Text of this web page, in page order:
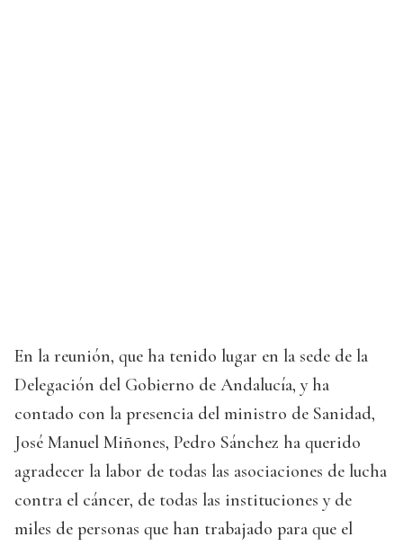
En la reunión, que ha tenido lugar en la sede de la
Delegación del Gobierno de Andalucía, y ha
contado con la presencia del ministro de Sanidad,
José Manuel Miñones, Pedro Sánchez ha querido
agradecer la labor de todas las asociaciones de lucha
contra el cáncer, de todas las instituciones y de
miles de personas que han trabajado para que el